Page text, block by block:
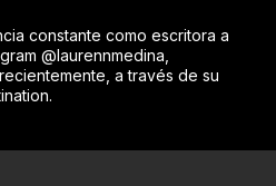
constante como escritora a
@laurennmedina,
a través de su